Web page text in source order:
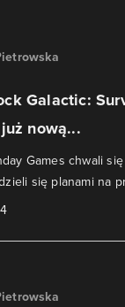
Galactic:
nową...
Games chwali
się planami na